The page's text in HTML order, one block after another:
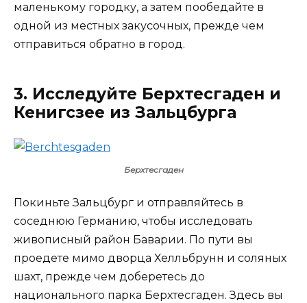
маленькому городку, а затем пообедайте в
одной из местных закусочных, прежде чем
отправиться обратно в город.
3. Исследуйте Берхтесгаден и
Кенигсзее из Зальцбурга
Берхтесгаден
Покиньте Зальцбург и отправляйтесь в
соседнюю Германию, чтобы исследовать
живописный район Баварии. По пути вы
проедете мимо дворца Хелльбрунн и соляных
шахт, прежде чем доберетесь до
национального парка Берхтесгаден. Здесь вы